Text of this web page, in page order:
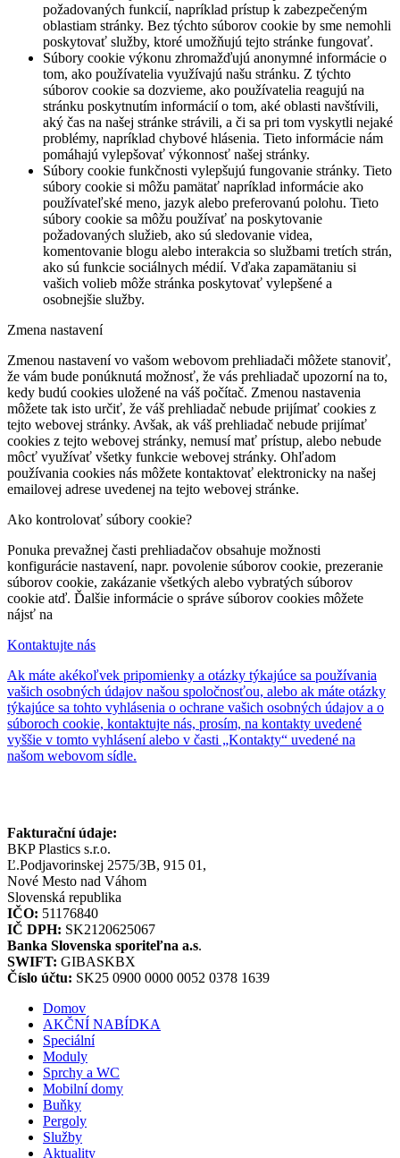
požadovaných funkcií, napríklad prístup k zabezpečeným
oblastiam stránky. Bez týchto súborov cookie by sme nemohli
poskytovať služby, ktoré umožňujú tejto stránke fungovať.
Súbory cookie výkonu zhromažďujú anonymné informácie o
tom, ako používatelia využívajú našu stránku. Z týchto
súborov cookie sa dozvieme, ako používatelia reagujú na
stránku poskytnutím informácií o tom, aké oblasti navštívili,
aký čas na našej stránke strávili, a či sa pri tom vyskytli nejaké
problémy, napríklad chybové hlásenia. Tieto informácie nám
pomáhajú vylepšovať výkonnosť našej stránky.
Súbory cookie funkčnosti vylepšujú fungovanie stránky. Tieto
súbory cookie si môžu pamätať napríklad informácie ako
používateľské meno, jazyk alebo preferovanú polohu. Tieto
súbory cookie sa môžu používať na poskytovanie
požadovaných služieb, ako sú sledovanie videa,
komentovanie blogu alebo interakcia so službami tretích strán,
ako sú funkcie sociálnych médií. Vďaka zapamätaniu si
vašich volieb môže stránka poskytovať vylepšené a
osobnejšie služby.
Zmena nastavení
Zmenou nastavení vo vašom webovom prehliadači môžete stanoviť,
že vám bude ponúknutá možnosť, že vás prehliadač upozorní na to,
kedy budú cookies uložené na váš počítač. Zmenou nastavenia
môžete tak isto určiť, že váš prehliadač nebude prijímať cookies z
tejto webovej stránky. Avšak, ak váš prehliadač nebude prijímať
cookies z tejto webovej stránky, nemusí mať prístup, alebo nebude
môcť využívať všetky funkcie webovej stránky. Ohľadom
používania cookies nás môžete kontaktovať elektronicky na našej
emailovej adrese uvedenej na tejto webovej stránke.
Ako kontrolovať súbory cookie?
Ponuka prevažnej časti prehliadačov obsahuje možnosti
konfigurácie nastavení, napr. povolenie súborov cookie, prezeranie
súborov cookie, zakázanie všetkých alebo vybratých súborov
cookie atď. Ďalšie informácie o správe súborov cookies môžete
nájsť na
Kontaktujte nás
Ak máte akékoľvek pripomienky a otázky týkajúce sa používania
vašich osobných údajov našou spoločnosťou, alebo ak máte otázky
týkajúce sa tohto vyhlásenia o ochrane vašich osobných údajov a o
súboroch cookie, kontaktujte nás, prosím, na kontakty uvedené
vyššie v tomto vyhlásení alebo v časti „Kontakty“ uvedené na
našom webovom sídle.
Fakturační údaje:
BKP Plastics s.r.o.
Ľ.Podjavorinskej 2575/3B, 915 01,
Nové Mesto nad Váhom
Slovenská republika
IČO: 51176840
IČ DPH: SK2120625067
Banka Slovenska sporiteľna a.s.
SWIFT: GIBASKBX
Číslo účtu: SK25 0900 0000 0052 0378 1639
Domov
AKČNÍ NABÍDKA
Speciální
Moduly
Sprchy a WC
Mobilní domy
Buňky
Pergoly
Služby
Aktuality